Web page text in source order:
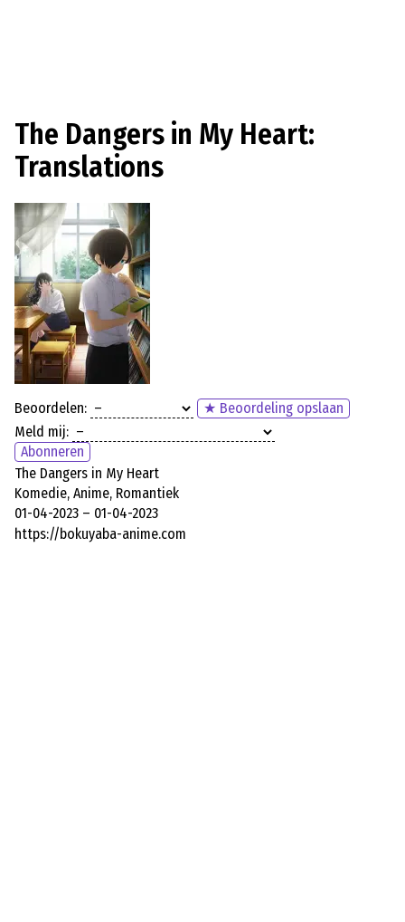
The Dangers in My Heart:
Translations
Beoordelen:
★ Beoordeling opslaan
Meld mij:
Abonneren
The Dangers in My Heart
Komedie, Anime, Romantiek
01-04-2023 – 01-04-2023
https://bokuyaba-anime.com